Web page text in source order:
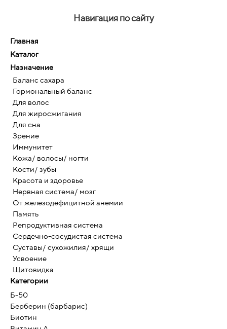
Навигация по сайту
Главная
Каталог
Назначение
Баланс сахара
Гормональный баланс
Для волос
Для жиросжигания
Для сна
Зрение
Иммунитет
Кожа/ волосы/ ногти
Кости/ зубы
Красота и здоровье
Нервная система/ мозг
От железодефицитной анемии
Память
Репродуктивная система
Сердечно-сосудистая система
Суставы/ сухожилия/ хрящи
Усвоение
Щитовидка
Категории
Б-50
Берберин (барбарис)
Биотин